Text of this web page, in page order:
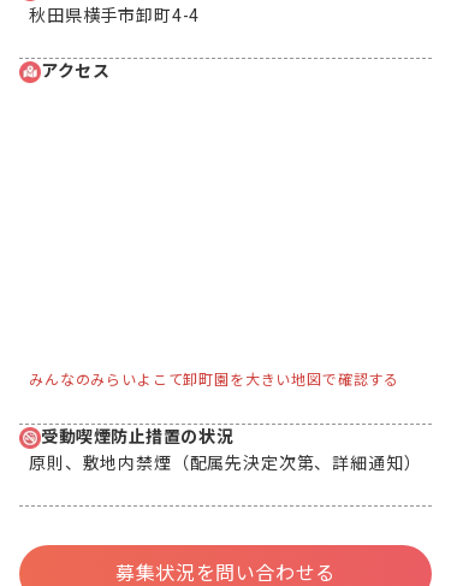
秋田県横手市卸町4-4
アクセス
みんなのみらいよこて卸町園を大きい地図で確認する
受動喫煙防止措置の状況
原則、敷地内禁煙（配属先決定次第、詳細通知）
募集状況を問い合わせる